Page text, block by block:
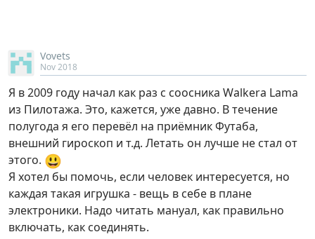
Vovets
Nov 2018
Я в 2009 году начал как раз с соосника Walkera Lama
из Пилотажа. Это, кажется, уже давно. В течение
полугода я его перевёл на приёмник Футаба,
внешний гироскоп и т.д. Летать он лучше не стал от
этого. 😃
Я хотел бы помочь, если человек интересуется, но
каждая такая игрушка - вещь в себе в плане
электроники. Надо читать мануал, как правильно
включать, как соединять.